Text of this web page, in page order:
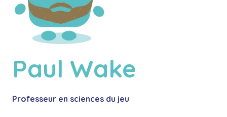
Paul Wake
Professeur en sciences du jeu